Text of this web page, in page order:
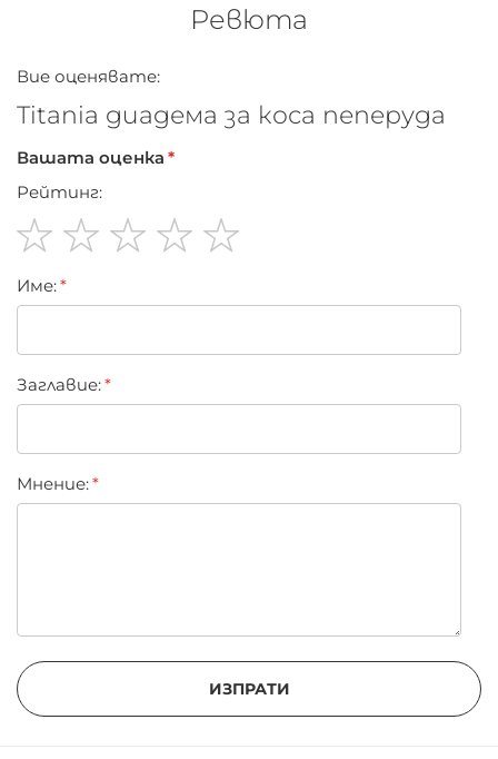
Ревюта
Вие оценявате:
Titania диадема за коса пеперуда
Вашата оценка
Рейтинг:
star
stars
stars
stars
stars
Име:
Заглавиe:
Мнение:
ИЗПРАТИ